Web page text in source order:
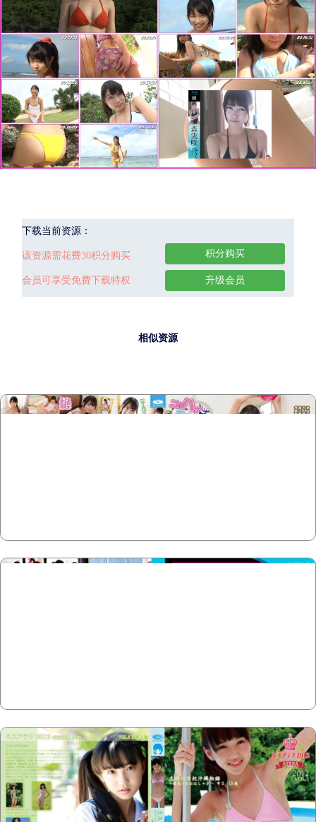
下载当前资源：
该资源需花费30积分购买
会员可享受免费下载特权
积分购买
升级会员
相似资源